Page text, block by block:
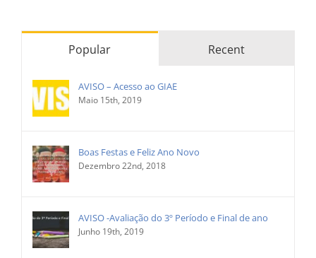
Popular Recent
AVISO – Acesso ao GIAE
Maio 15th, 2019
Boas Festas e Feliz Ano Novo
Dezembro 22nd, 2018
AVISO -Avaliação do 3º Período e Final de ano
Junho 19th, 2019